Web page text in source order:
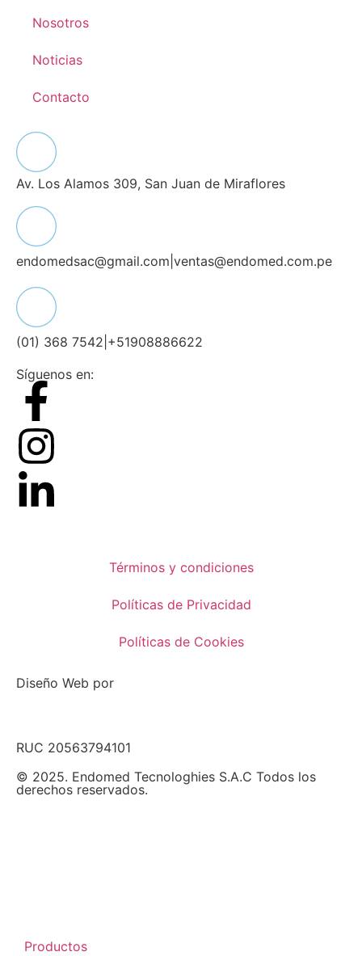
Nosotros
Noticias
Contacto
Av. Los Alamos 309, San Juan de Miraflores
endomedsac@gmail.com ventas@endomed.com.pe
(01) 368 7542 +51908886622
Síguenos en:
Términos y condiciones
Políticas de Privacidad
Políticas de Cookies
Diseño Web por
RUC 20563794101
© 2025. Endomed Tecnologhies S.A.C Todos los
derechos reservados.
Productos